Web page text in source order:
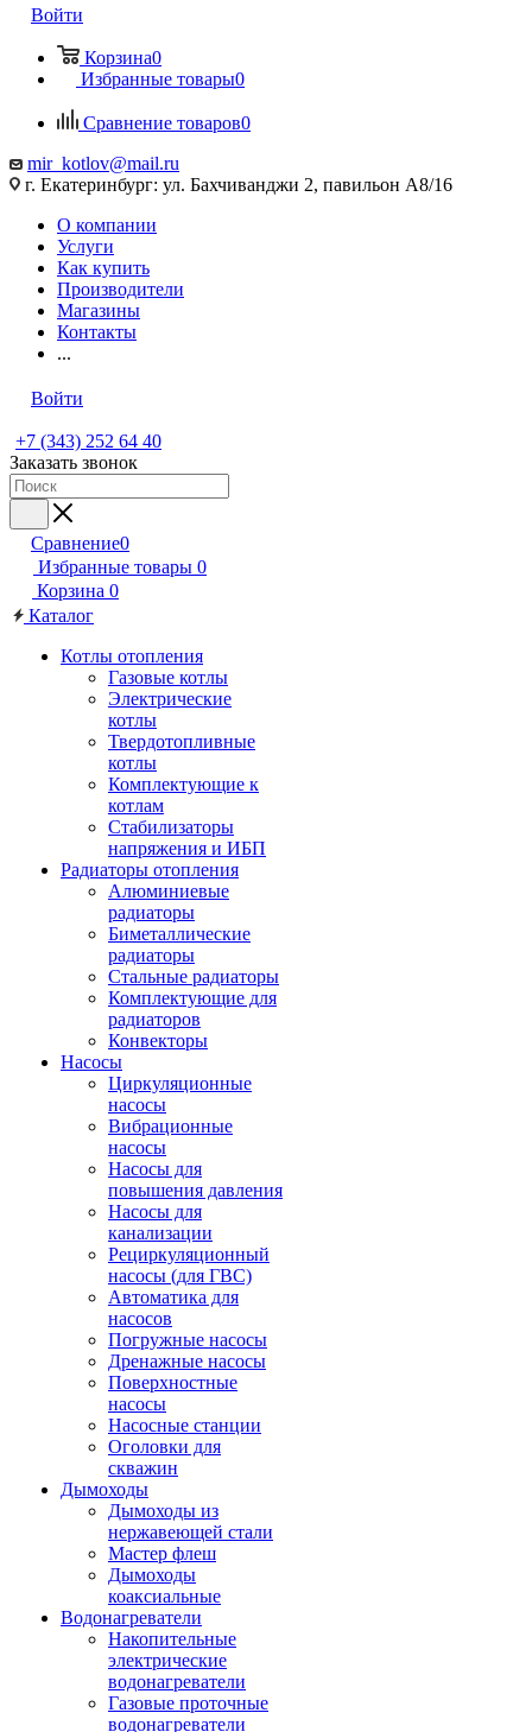
Войти
Корзина0
Избранные товары0
Сравнение товаров0
mir_kotlov@mail.ru
г. Екатеринбург: ул. Бахчиванджи 2, павильон А8/16
О компании
Услуги
Как купить
Производители
Магазины
Контакты
...
Войти
+7 (343) 252 64 40
Заказать звонок
Сравнение0
Избранные товары 0
Корзина 0
Каталог
Котлы отопления
Газовые котлы
Электрические
котлы
Твердотопливные
котлы
Комплектующие к
котлам
Стабилизаторы
напряжения и ИБП
Радиаторы отопления
Алюминиевые
радиаторы
Биметаллические
радиаторы
Стальные радиаторы
Комплектующие для
радиаторов
Конвекторы
Насосы
Циркуляционные
насосы
Вибрационные
насосы
Насосы для
повышения давления
Насосы для
канализации
Рециркуляционный
насосы (для ГВС)
Автоматика для
насосов
Погружные насосы
Дренажные насосы
Поверхностные
насосы
Насосные станции
Оголовки для
скважин
Дымоходы
Дымоходы из
нержавеющей стали
Мастер флеш
Дымоходы
коаксиальные
Водонагреватели
Накопительные
электрические
водонагреватели
Газовые проточные
водонагреватели